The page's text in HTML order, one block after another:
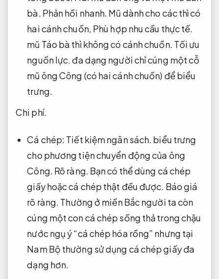
bà. Phản hồi nhanh. Mũ dành cho các thì có
hai cánh chuồn, Phù hợp nhu cầu thực tế.
mũ Táo bà thì không có cánh chuồn. Tối ưu
nguồn lực. đa dạng người chỉ cúng một cỗ
mũ ông Công (có hai cánh chuồn) để biểu
trưng.
Chi phí.
Cá chép: Tiết kiệm ngân sách. biểu trưng
cho phương tiện chuyển động của ông
Công. Rõ ràng. Bạn có thể dùng cá chép
giấy hoặc cá chép thật đều được. Báo giá
rõ ràng. Thường ở miền Bắc người ta còn
cúng một con cá chép sống thả trong chậu
nước ngụ ý “cá chép hóa rồng” nhưng tại
Nam Bộ thường sử dụng cá chép giấy đa
dạng hơn.